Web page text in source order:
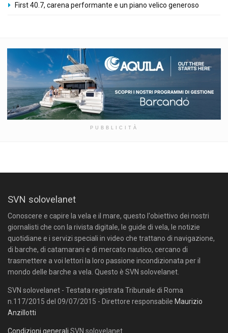
First 40.7, carena performante e un piano velico generoso
PUBBLICITÀ
SVN solovelanet
Conoscere e capire la vela e il mare, questo l'obiettivo dei nostri
giornalisti che con la rivista digitale, le guide di vela, le notizie
quotidiane e i servizi speciali in video che trattano di navigazione,
di barche, di catamarani e di mercato nautico, cercano di
trasmettere a voi lettori la loro passione incondizionata per il
mondo delle barche a vela. Questo è SVN solovelanet.
SVN solovelanet - Testata registrata Tribunale di Roma
n.117/2015 del 09/07/2015 - Direttore responsabile Maurizio
Anzillotti
Condizioni generali SVN solovelanet